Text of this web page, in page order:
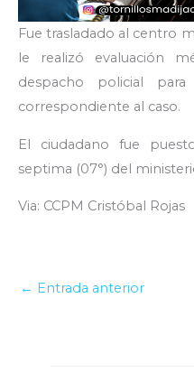
Fue trasladado al centro
le realizó evaluación
despacho policial
correspondiente al caso.
El ciudadano fue
septima (07°) del
Via: CCPM Cristóbal Rojas
← Entrada anterior